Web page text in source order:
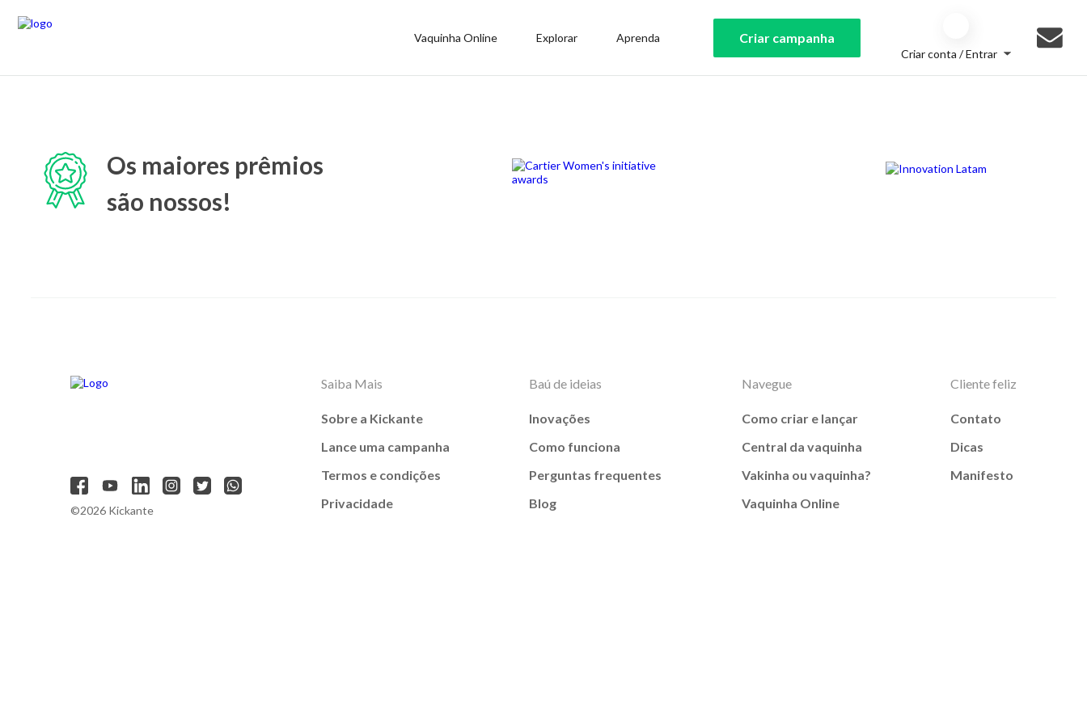
Vaquinha Online Explorar Aprenda Criar campanha
Criar conta / Entrar
Os maiores prêmios
são nossos!
©2026 Kickante
Saiba Mais
Sobre a Kickante
Lance uma campanha
Termos e condições
Privacidade
Baú de ideias
Inovações
Como funciona
Perguntas frequentes
Blog
Navegue
Como criar e lançar
Central da vaquinha
Vakinha ou vaquinha?
Vaquinha Online
Cliente feliz
Contato
Dicas
Manifesto